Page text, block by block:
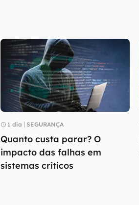
1 dia SEGURANÇA
Quanto custa parar? O
impacto das falhas em
sistemas críticos